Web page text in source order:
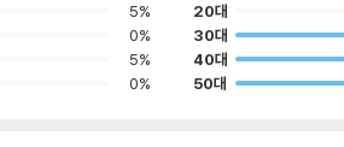
5%
0%
5%
0%
20대
30대
40대
50대